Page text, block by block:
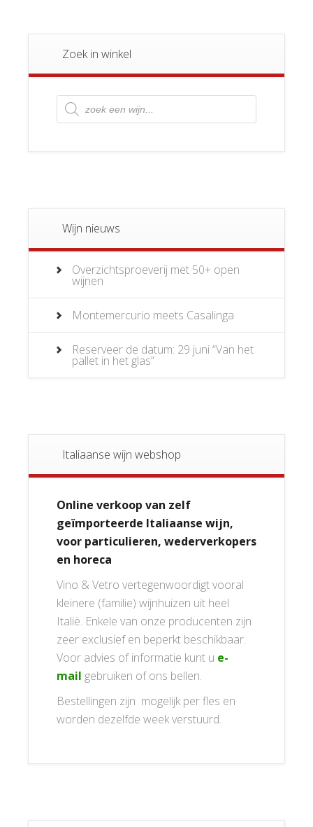
Zoek in winkel
Producten
zoeken
Wijn nieuws
Overzichtsproeverij met 50+ open
wijnen
Montemercurio meets Casalinga
Reserveer de datum: 29 juni “Van het
pallet in het glas”
Italiaanse wijn webshop
Online verkoop van zelf
geïmporteerde Italiaanse wijn,
voor particulieren, wederverkopers
en horeca
Vino & Vetro vertegenwoordigt vooral
kleinere (familie) wijnhuizen uit heel
Italië. Enkele van onze producenten zijn
zeer exclusief en beperkt beschikbaar.
Voor advies of informatie kunt u e-
mail gebruiken of ons bellen.
Bestellingen zijn mogelijk per fles en
worden dezelfde week verstuurd.